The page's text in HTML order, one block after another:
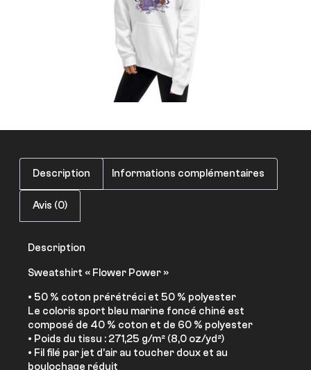
Description Informations complémentaires
Avis (0)
Description
Sweatshirt « Flower Power »
• 50 % coton prérétréci et 50 % polyester
Le coloris sport bleu marine foncé chiné est
composé de 40 % coton et de 60 % polyester
• Poids du tissu : 271,25 g/m² (8,0 oz/yd²)
• Fil filé par jet d’air au toucher doux et au
boulochage réduit